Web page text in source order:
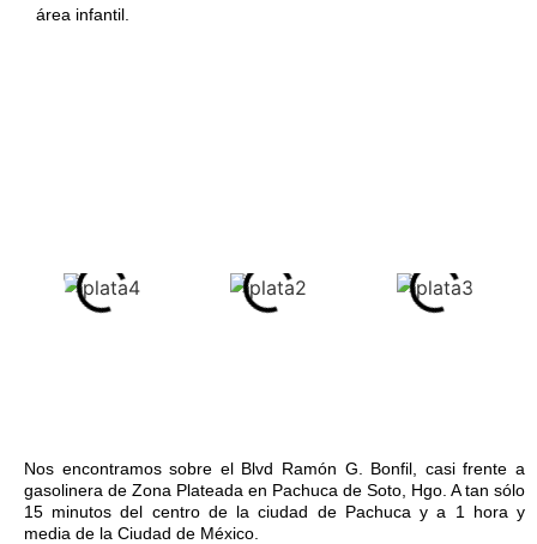
área infantil.
Nos encontramos sobre el Blvd Ramón G. Bonfil, casi frente a
gasolinera de Zona Plateada en Pachuca de Soto, Hgo. A tan sólo
15 minutos del centro de la ciudad de Pachuca y a 1 hora y
media de la Ciudad de México.